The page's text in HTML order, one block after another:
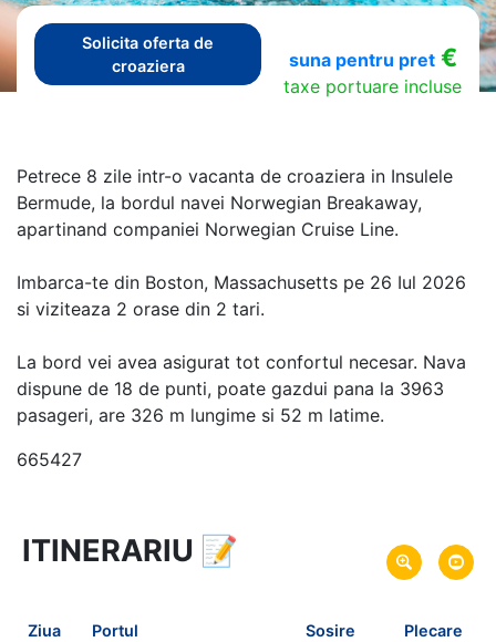
Solicita oferta de
croaziera
suna pentru pret€
taxe portuare incluse
Petrece 8 zile intr-o vacanta de croaziera in Insulele
Bermude, la bordul navei Norwegian Breakaway,
apartinand companiei Norwegian Cruise Line.
Imbarca-te din Boston, Massachusetts pe 26 Iul 2026
si viziteaza 2 orase din 2 tari.
La bord vei avea asigurat tot confortul necesar. Nava
dispune de 18 de punti, poate gazdui pana la 3963
pasageri, are 326 m lungime si 52 m latime.
665427
8 zile vacanta de croaziera in
link oferta
Plecare pe 26 Iul 2026
din Boston, Massachusetts,
ITINERARIU 📝
Ziua Portul Sosire Plecare